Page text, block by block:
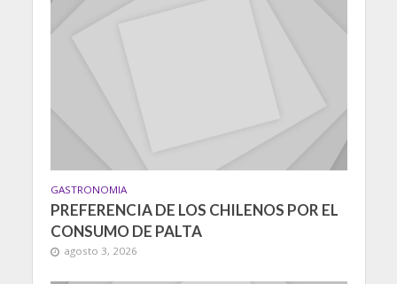
GASTRONOMIA
PREFERENCIA DE LOS CHILENOS POR EL
CONSUMO DE PALTA
agosto 3, 2026